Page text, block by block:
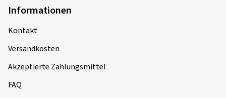
Informationen
Kontakt
Versandkosten
Akzeptierte Zahlungsmittel
FAQ